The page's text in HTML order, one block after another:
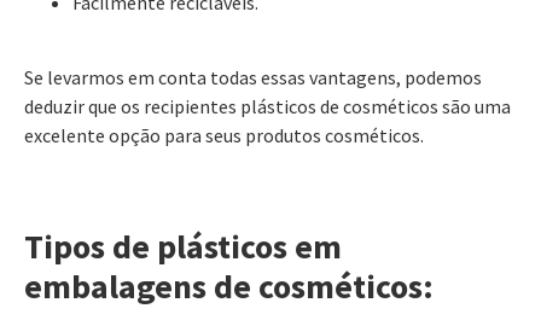
Se levarmos em conta todas essas vantagens, podemos
deduzir que os recipientes plásticos de cosméticos são uma
excelente opção para seus produtos cosméticos.
Tipos de plásticos em
embalagens de cosméticos: